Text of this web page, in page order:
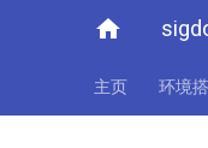
home
主页 环境